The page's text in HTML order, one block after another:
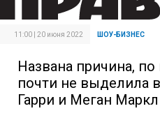
11:00 | 20 июня 2022 ШОУ-БИЗНЕС
Названа причина,
почти не выделила
Гарри и Меган Маркл